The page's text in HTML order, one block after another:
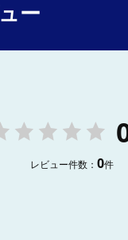
ー
レビュー件数： 0件